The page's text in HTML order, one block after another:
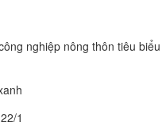
nghiệp nông thôn tiêu biểu
1